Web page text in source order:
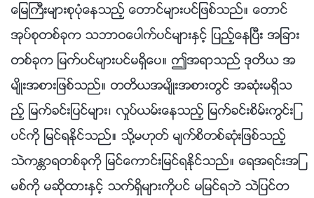
ေျမႀကီးမ်ားစုပုံေနသည့္ ေတာင္မ်ားပင္ျဖစ္သည္။ ေတာင္
အုပ္စုတစ္ခုက သဘာဝေပါက္ပင္မ်ားႏွင့္ ျပည့္ေနၿပီး အျခား
တစ္ခုက ျမက္ပင္မ်ားပင္မရွိေပ။ ဤအရာသည္ ဒုတိယ အ
မ်ိဳးအစားျဖစ္သည္။ တတိယအမ်ိဳးအစားတြင္ အဆုံးမရွိသ
ည့္ ျမက္ခင္းျပင္မ်ား၊ လႈပ္ယမ္းေနသည့္ ျမက္ခင္းစိမ္းကြင္းျ
ပင္ကို ျမင္ရႏိုင္သည္။ သို႔မဟုတ္ မ်က္စိတစ္ဆုံးျဖစ္သည့္
သဲကႏၲာရတစ္ခုကို ျမင္ေကာင္းျမင္ရႏိုင္သည္။ ေရအရင္းအျ
မစ္ကို မဆိုထားႏွင့္ သက္ရွိမ်ားကိုပင္ မျမင္ရဘဲ သဲျပင္တ